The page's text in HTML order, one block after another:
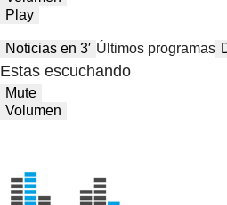
Play
Noticias en 3′ Últimos programas
Estas escuchando
Mute
Volumen